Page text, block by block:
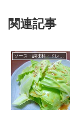
関連記事
ソース・調味料・ドレッシング